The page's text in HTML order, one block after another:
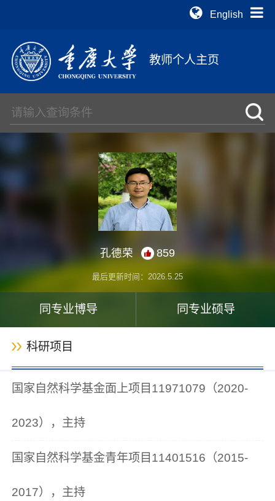
English
教师个人主页
孔德荣 859
最后更新时间： 2026.5.25
同专业博导 同专业硕导
科研项目
国家自然科学基金面上项目11971079（2020-
2023），主持
国家自然科学基金青年项目11401516（2015-
2017），主持